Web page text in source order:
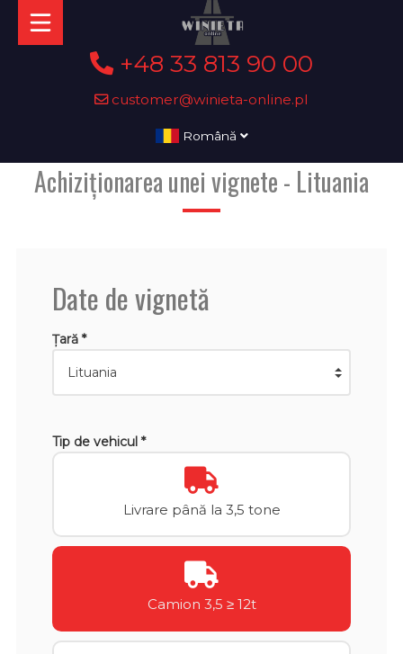
+48 33 813 90 00
customer@winieta-online.pl
Română
Achiziționarea unei vignete - Lituania
Date de vignetă
Țară *
Tip de vehicul *
Livrare până la 3,5 tone
Camion 3,5 ≥ 12t